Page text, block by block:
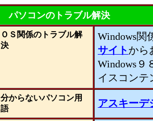
パソコンのトラブル解決
ＯＳ関係のトラブル解
決
Windows関
サイト から
Windows９
イスコンテ
分からないパソコン用
語
アスキーデ